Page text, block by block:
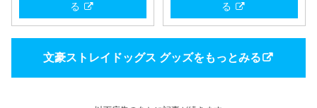
る
る
文豪ストレイドッグス グッズをもっとみる